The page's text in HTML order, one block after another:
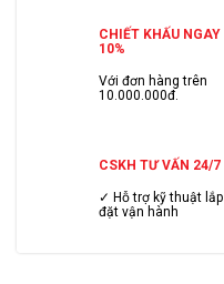
CHIẾT KHẤU NGAY
10%
Với đơn hàng trên
10.000.000đ.
CSKH TƯ VẤN 24/7
✓ Hỗ trợ kỹ thuật lắp
đặt vận hành